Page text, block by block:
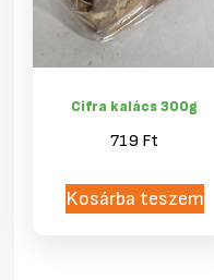
Cifra kalács 300g
719 Ft
Kosárba teszem